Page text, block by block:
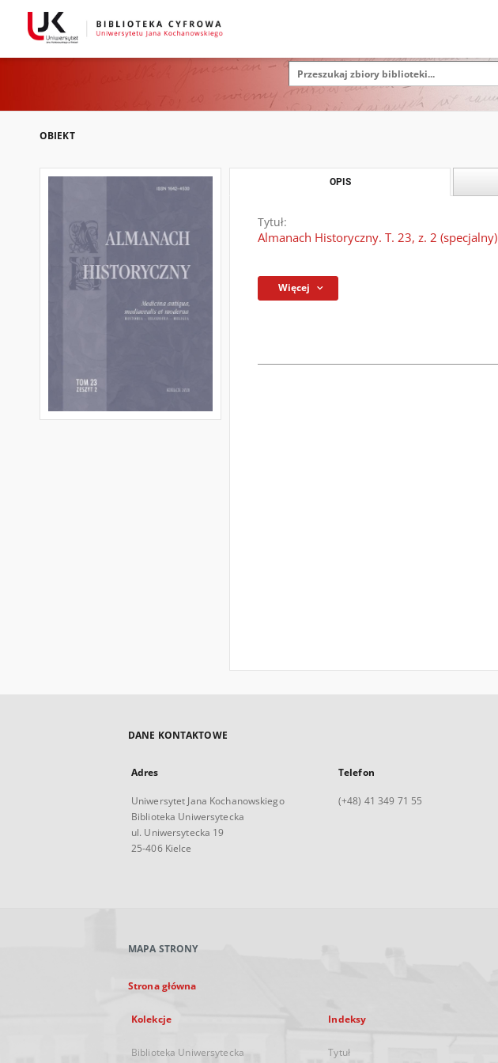
OBIEKT
OPIS
Tytuł:
Almanach Historyczny. T. 23, z. 2 (specjalny)
Więcej
DANE KONTAKTOWE
Adres
Uniwersytet Jana Kochanowskiego
Biblioteka Uniwersytecka
ul. Uniwersytecka 19
25-406 Kielce
Telefon
(+48) 41 349 71 55
MAPA STRONY
Strona główna
Kolekcje
Biblioteka Uniwersytecka
Indeksy
Tytuł